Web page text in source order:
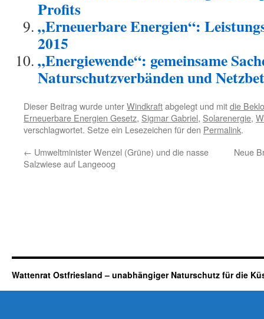
Profits
„Erneuerbare Energien“:
2015
„Energiewende“: gemeinsame
Naturschutzverbänden und
Dieser Beitrag wurde unterWindkraftabgelegt und mitdie
Erneuerbare Energien Gesetz, Sigmar Gabriel, Solarenergie,
verschlagwortet. Setze ein Lesezeichen für den Permalink.
← Umweltminister Wenzel (Grüne) und die nasse
Salzwiese auf Langeoog
Neue
Wattenrat Ostfriesland – unabhängiger Naturschutz für die